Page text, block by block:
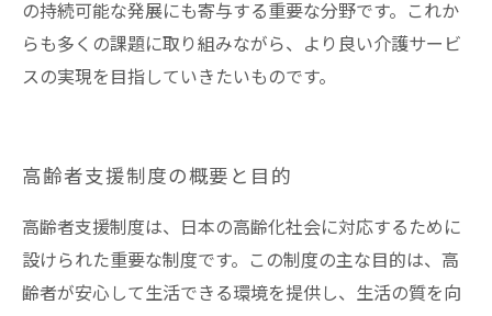
の持続可能な発展にも寄与する重要な分野です。これか
らも多くの課題に取り組みながら、より良い介護サービ
スの実現を目指していきたいものです。
高齢者支援制度の概要と目的
高齢者支援制度は、日本の高齢化社会に対応するために
設けられた重要な制度です。この制度の主な目的は、高
齢者が安心して生活できる環境を提供し、生活の質を向